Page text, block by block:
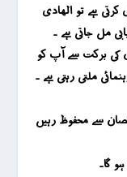
ہے تو الھادی
مل جاتی ہے ۔
کی برکت سے آپ کو
ملتی رہتی ہے ۔
سے محفوظ رہیں
گا۔